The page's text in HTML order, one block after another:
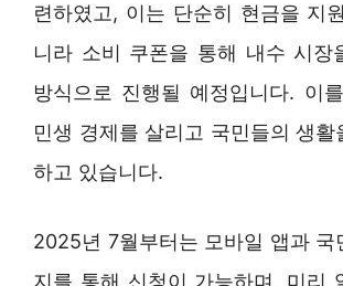
련하였고, 이는 단순히 현금을 지
니라 소비 쿠폰을 통해 내수 시장
방식으로 진행될 예정입니다. 이
민생 경제를 살리고 국민들의 생활
하고 있습니다.
2025년 7월부터는 모바일 앱과 국
지를 통해 신청이 가능하며, 미리